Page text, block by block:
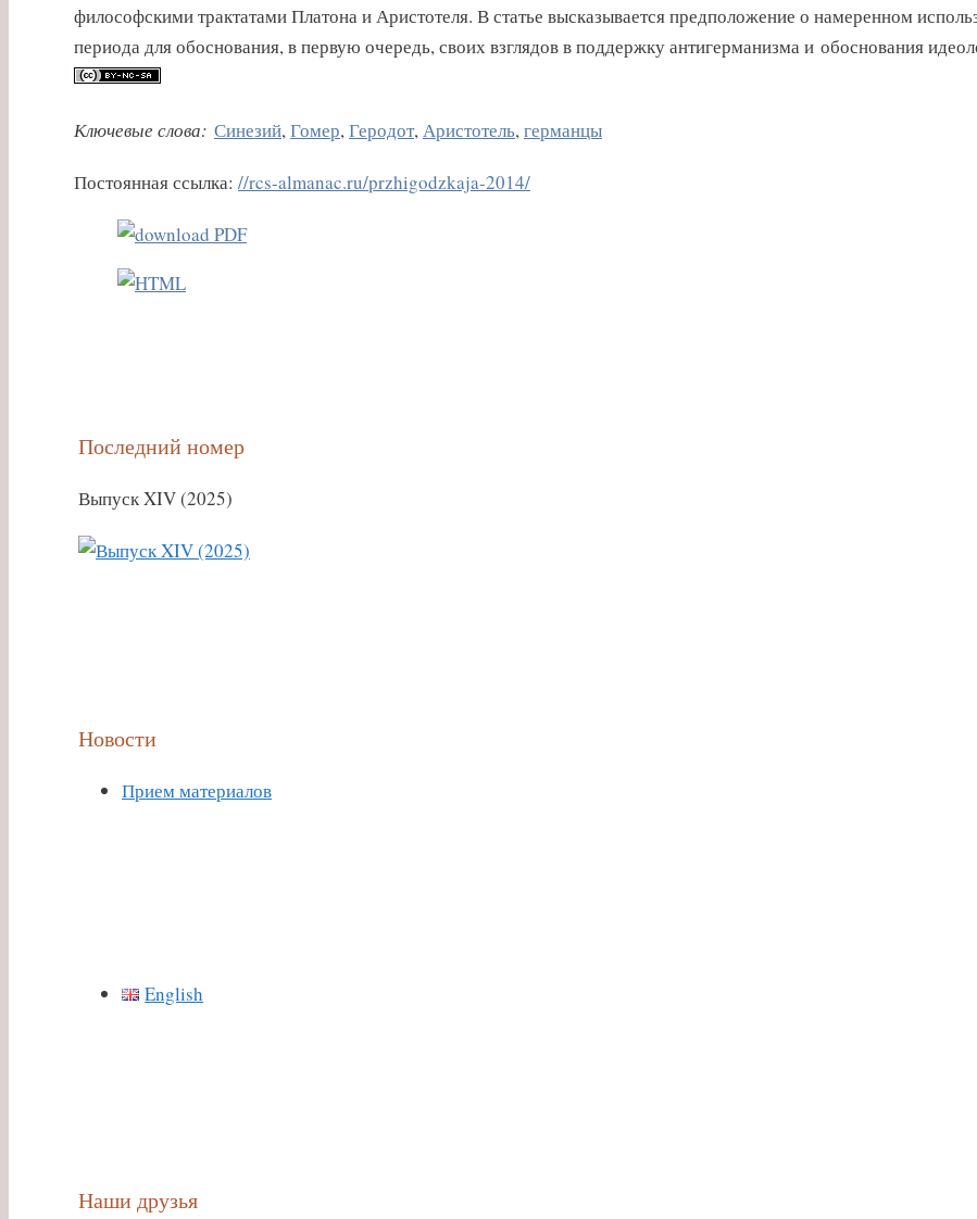
философскими трактатами Платона и Аристотеля. В статье высказывается предположение о намеренном
периода для обоснования, в первую очередь, своих взглядов в поддержку антигерманизма и обоснования
Ключевые слова: Синезий,Гомер,Геродот,Аристотель,германцы
Постоянная ссылка: //rcs-almanac.ru/przhigodzkaja-2014/
Последний номер
Выпуск XIV (2025)
Новости
Прием материалов
English
Наши друзья